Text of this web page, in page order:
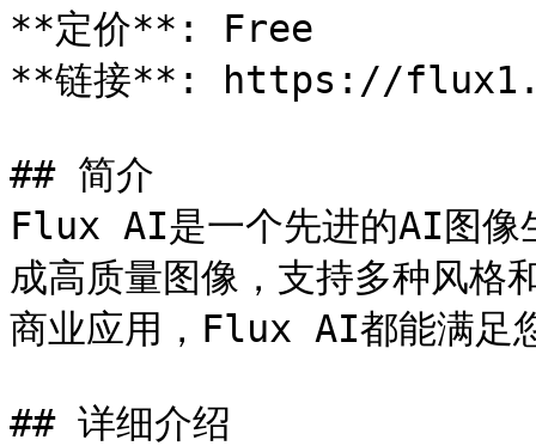
**定价**: Free
**链接**: https://
## 简介
Flux AI是一个先进的AI图像
成高质量图像，支持多种风格
商业应用，Flux AI都能满足
## 详细介绍